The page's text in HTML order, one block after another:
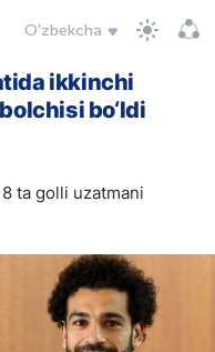
O'zbekcha
ikkinchi
bo‘ldi
ta golli uzatmani